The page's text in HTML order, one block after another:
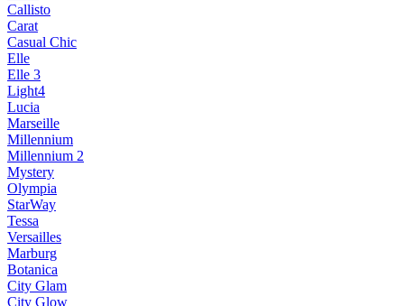
Callisto
Carat
Casual Chic
Elle
Elle 3
Light4
Lucia
Marseille
Millennium
Millennium 2
Mystery
Olympia
StarWay
Tessa
Versailles
Marburg
Botanica
City Glam
City Glow